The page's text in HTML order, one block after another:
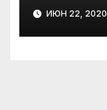
ИЮН 22, 2020